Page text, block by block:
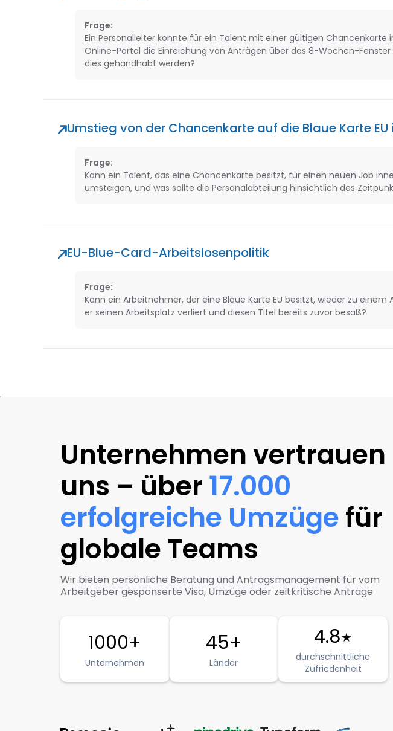
Frage:
Ein Personalleiter konnte für ein Talent mit einer gültigen Chancenkarte
Online-Portal die Einreichung von Anträgen über das 8-Wochen-
dies gehandhabt werden?
Umstieg von der Chancenkarte auf die Blaue Karte
Frage:
Kann ein Talent, das eine Chancenkarte besitzt, für einen neuen Job
umsteigen, und was sollte die Personalabteilung hinsichtlich des
EU-Blue-Card-Arbeitslosenpolitik
Frage:
Kann ein Arbeitnehmer, der eine Blaue Karte EU besitzt, wieder zu
er seinen Arbeitsplatz verliert und diesen Titel bereits zuvor besaß?
Unternehmen vertrauen
uns – über17.000
erfolgreiche Umzügefür
globale Teams
Wir bieten persönliche Beratung und Antragsmanagement für vom
Arbeitgeber gesponserte Visa, Umzüge oder zeitkritische Anträge
1000+
Unternehmen
45+
Länder
4.8★
durchschnittliche
Zufriedenheit